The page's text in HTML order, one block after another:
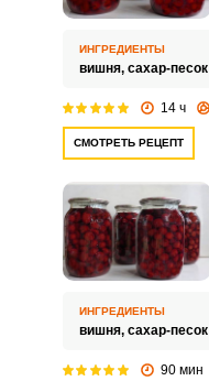
ИНГРЕДИЕНТЫ
вишня, сахар-песок
14 ч
СМОТРЕТЬ РЕЦЕПТ
ИНГРЕДИЕНТЫ
вишня, сахар-песок
90 мин